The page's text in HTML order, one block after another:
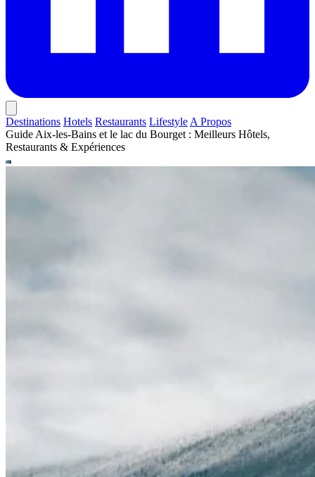
Destinations Hotels Restaurants Lifestyle A Propos
Guide Aix-les-Bains et le lac du Bourget : Meilleurs Hôtels,
Restaurants & Expériences